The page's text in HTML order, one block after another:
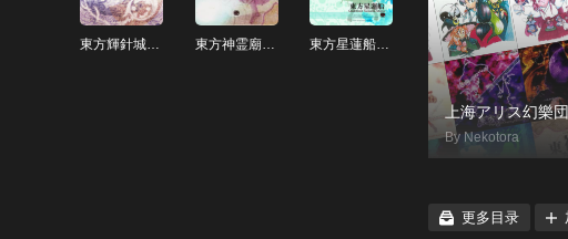
東方輝針城 ～ Double Dealing Character. 東方神霊廟 ～ Ten Desires. 東方星蓮船 ～ Undefined Fantastic Object.
上海アリス幻樂団
By Nekotora
更多目录